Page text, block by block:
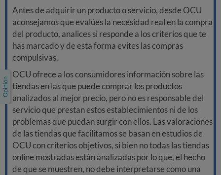
Antes de adquirir un producto o servicio, desde OCU
aconsejamos que evalúes la necesidad real en la compra
del producto, analices si responde a los criterios que te
has marcado y de esta forma evites las compras
compulsivas.
OCU ofrece a los consumidores información sobre las
tiendas en las que puede comprar los productos
analizados al mejor precio, pero no es responsable del
servicio que prestan estos establecimientos ni de los
problemas que puedan surgir con ellos. Las valoraciones
de las tiendas que facilitamos se basan en estudios de
OCU con criterios objetivos, si bien no todas las tiendas
online mostradas están analizadas por lo que, el hecho
de que se muestren, no debe interpretarse como una